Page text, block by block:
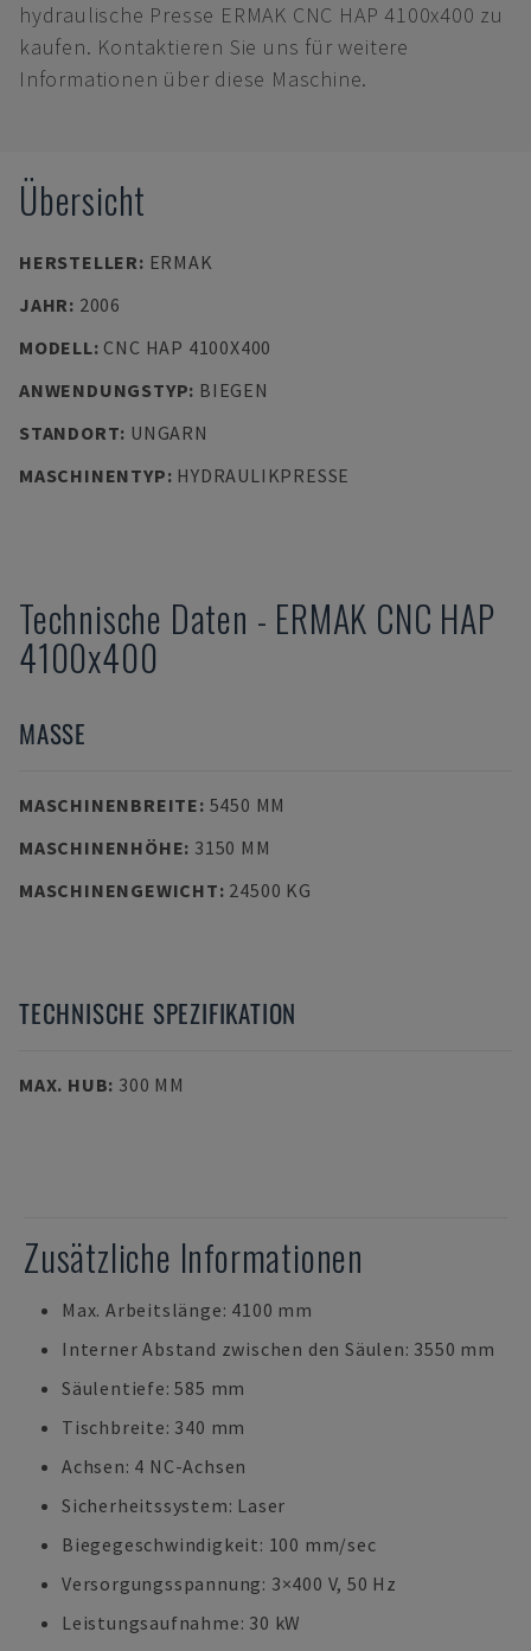
hydraulische Presse ERMAK CNC HAP 4100x400 zu
kaufen. Kontaktieren Sie uns für weitere
Informationen über diese Maschine.
Übersicht
HERSTELLER: ERMAK
JAHR: 2006
MODELL: CNC HAP 4100X400
ANWENDUNGSTYP: BIEGEN
STANDORT: UNGARN
MASCHINENTYP: HYDRAULIKPRESSE
Technische Daten - ERMAK CNC HAP
4100x400
MASSE
MASCHINENBREITE: 5450 MM
MASCHINENHÖHE: 3150 MM
MASCHINENGEWICHT: 24500 KG
TECHNISCHE SPEZIFIKATION
MAX. HUB: 300 MM
Zusätzliche Informationen
Max. Arbeitslänge: 4100 mm
Interner Abstand zwischen den Säulen: 3550 mm
Säulentiefe: 585 mm
Tischbreite: 340 mm
Achsen: 4 NC-Achsen
Sicherheitssystem: Laser
Biegegeschwindigkeit: 100 mm/sec
Versorgungsspannung: 3×400 V, 50 Hz
Leistungsaufnahme: 30 kW